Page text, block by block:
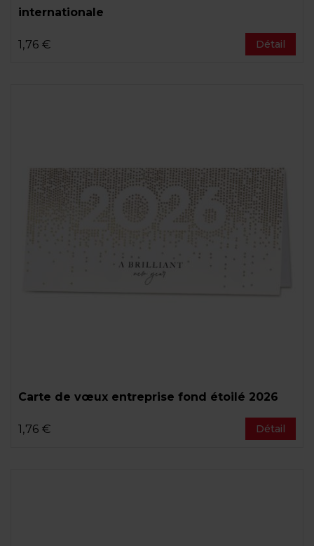
internationale
1,76 € Détail
Carte de vœux entreprise fond étoilé 2026
1,76 € Détail